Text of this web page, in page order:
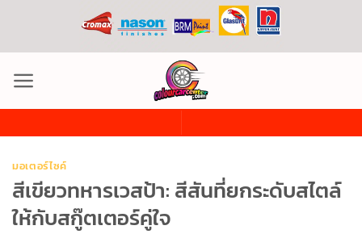
เนื้อหา
มอเตอร์ไซค์
สีเขียวทหารเวสป้า: สีสันที่ยกระดับสไตล์
ให้กับสกู๊ตเตอร์คู่ใจ